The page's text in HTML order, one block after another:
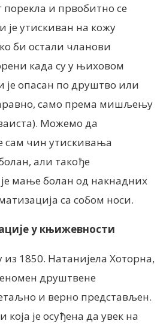
порекла и првобитно се
је утискиван на кожу
би остали чланови
када су у њиховом
је опасан по друштво или
само према мишљењу
Можемо да
сам чин утискивања
али такође
мање болан од накнадних
са собом носи.
у књижевности
1850. Натанијела Хоторна,
друштвене
и верно представљен.
је осуђена да увек на